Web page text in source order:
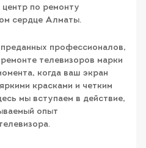
центр по ремонту
сердце Алматы.
профессионалов,
телевизоров марки
когда ваш экран
красками и четким
мы вступаем в действие,
опыт